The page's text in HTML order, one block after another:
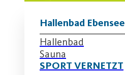
Hallenbad Ebensee
Hallenbad
Sauna
SPORT VERNETZT